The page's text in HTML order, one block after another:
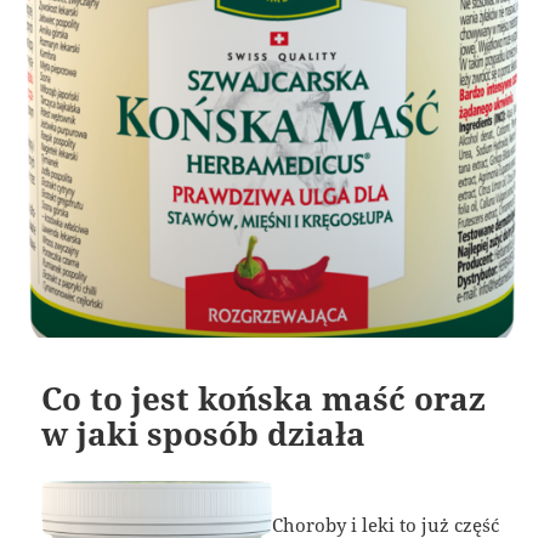
Co to jest końska maść oraz
w jaki sposób działa
Choroby i leki to już część